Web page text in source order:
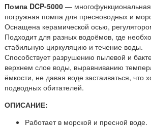
Помпа DCP-5000 —
погружная помпа для пресноводных и
Оснащена керамической осью,
Подходит для разных водоёмов, где
стабильную циркуляцию и течение воды.
Способствует разрушению пылевой и
верхнем слое воды, выравниванию
ёмкости, не давая воде застаиваться, что
подводных обитателей.
ОПИСАНИЕ:
Работает в морской и пресной воде.